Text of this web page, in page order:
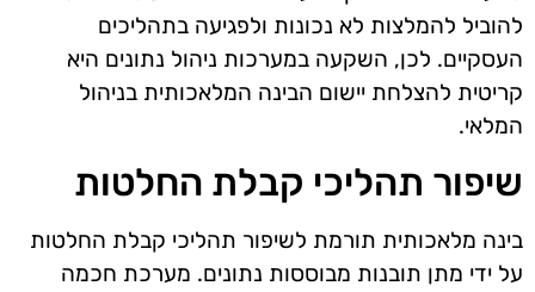
להוביל להמלצות לא נכונות ולפגיעה בתהליכים
העסקיים. לכן, השקעה במערכות ניהול נתונים היא
קריטית להצלחת יישום הבינה המלאכותית בניהול
המלאי.
שיפור תהליכי קבלת החלטות
בינה מלאכותית תורמת לשיפור תהליכי קבלת החלטות
על ידי מתן תובנות מבוססות נתונים. מערכת חכמה